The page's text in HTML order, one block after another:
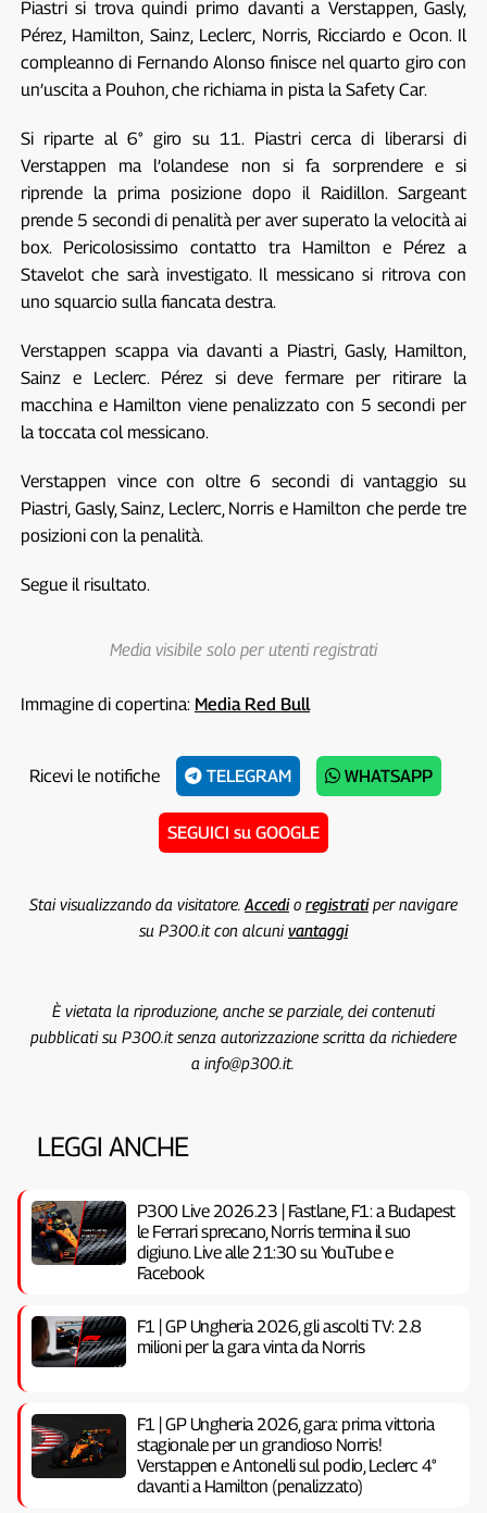
Piastri si trova quindi primo davanti a Verstappen, Gasly,
Pérez, Hamilton, Sainz, Leclerc, Norris, Ricciardo e Ocon. Il
compleanno di Fernando Alonso finisce nel quarto giro con
un’uscita a Pouhon, che richiama in pista la Safety Car.
Si riparte al 6° giro su 11. Piastri cerca di liberarsi di
Verstappen ma l’olandese non si fa sorprendere e si
riprende la prima posizione dopo il Raidillon. Sargeant
prende 5 secondi di penalità per aver superato la velocità ai
box. Pericolosissimo contatto tra Hamilton e Pérez a
Stavelot che sarà investigato. Il messicano si ritrova con
uno squarcio sulla fiancata destra.
Verstappen scappa via davanti a Piastri, Gasly, Hamilton,
Sainz e Leclerc. Pérez si deve fermare per ritirare la
macchina e Hamilton viene penalizzato con 5 secondi per
la toccata col messicano.
Verstappen vince con oltre 6 secondi di vantaggio su
Piastri, Gasly, Sainz, Leclerc, Norris e Hamilton che perde tre
posizioni con la penalità.
Segue il risultato.
Media visibile solo per utenti registrati
Immagine di copertina: Media Red Bull
Ricevi le notifiche TELEGRAM WHATSAPP
SEGUICI su GOOGLE
Stai visualizzando da visitatore. Accedio registratiper navigare
su P300.it con alcunivantaggi
È vietata la riproduzione, anche se parziale, dei contenuti
pubblicati su P300.it senza autorizzazione scritta da richiedere
a info@p300.it.
LEGGI ANCHE
P300 Live 2026.23 | Fastlane, F1: a Budapest
le Ferrari sprecano, Norris termina il suo
digiuno. Live alle 21:30 su YouTube e
Facebook
F1 | GP Ungheria 2026, gli ascolti TV: 2.8
milioni per la gara vinta da Norris
F1 | GP Ungheria 2026, gara: prima vittoria
stagionale per un grandioso Norris!
Verstappen e Antonelli sul podio, Leclerc 4°
davanti a Hamilton (penalizzato)